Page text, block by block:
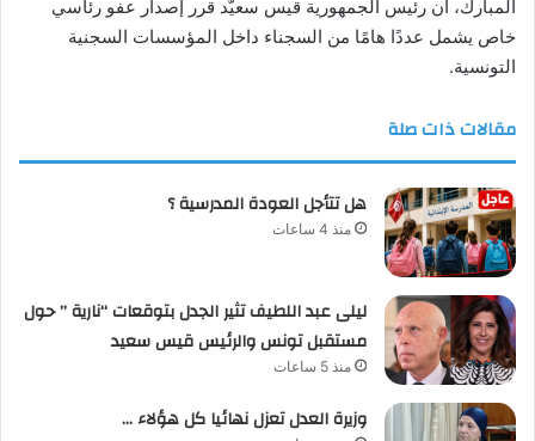
المبارك، أن رئيس الجمهورية قيس سعيّد قرر إصدار عفو رئاسي
خاص يشمل عددًا هامًا من السجناء داخل المؤسسات السجنية
التونسية.
مقالات ذات صلة
هل تتأجل العودة المدرسية ؟
منذ 4 ساعات
ليلى عبد اللطيف تثير الجدل بتوقعات “نارية ” حول
مستقبل تونس والرئيس قيس سعيد
منذ 5 ساعات
وزيرة العدل تعزل نهائيا كل هؤلاء …